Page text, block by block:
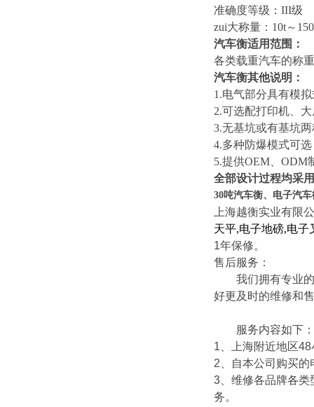
准确度等级：III级
zui大称量：10t～
汽车衡适用范围：
各类载重汽车的称
汽车衡其他说明：
1.电气部分具有模
2.可选配打印机、
3.无基坑或有基坑
4.多种防爆模式可选
5.提供OEM、ODM
全部设计过程均采
30吨汽车衡、电子汽
上海越衡实业有限
天平,电子地磅,电子
1年保修。
售后服务：
我们拥有专业的
好更及时的维修和
服务内容如下：
1 、上海附近地区48
2 、自本公司购买
3 、维修各品牌各
务。